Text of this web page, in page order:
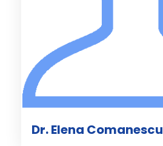
Dr. Elena Comanescu